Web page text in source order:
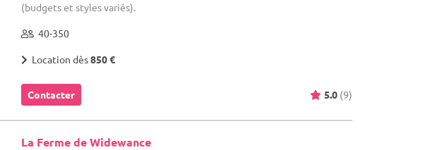
(budgets et styles variés).
40-350
Location dès850 €
Contacter 5.0 (9)
La Ferme de Widewance